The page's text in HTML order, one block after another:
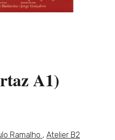
A1)
Ramalho , Ver
Atelier B2